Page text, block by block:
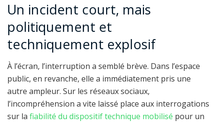
Un incident court, mais
politiquement et
techniquement explosif
À l’écran, l’interruption a semblé brève. Dans l’espace
public, en revanche, elle a immédiatement pris une
autre ampleur. Sur les réseaux sociaux,
l’incompréhension a vite laissé place aux interrogations
sur la fiabilité du dispositif technique mobilisé pour un